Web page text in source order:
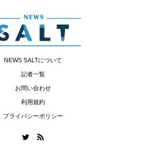
NEWS SALTについて
記者一覧
お問い合わせ
利用規約
プライバシーポリシー